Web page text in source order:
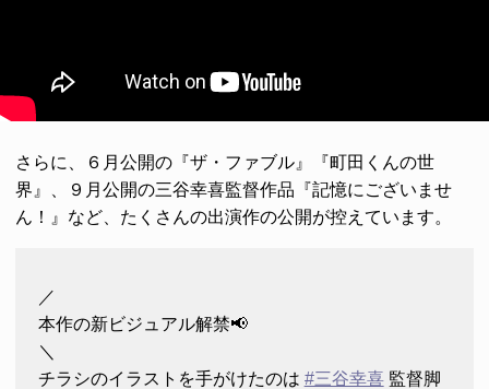
さらに、６月公開の『ザ・ファブル』『町田くんの世
界』、９月公開の三谷幸喜監督作品『記憶にございませ
ん！』など、たくさんの出演作の公開が控えています。
／
本作の新ビジュアル解禁📢
＼
チラシのイラストを手がけたのは #三谷幸喜監督脚